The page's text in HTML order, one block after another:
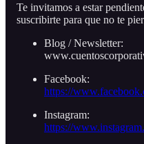
Te invitamos a estar
suscribirte para que no te
Blog / Newsletter:
Facebook:
https://
Instagram:
https://